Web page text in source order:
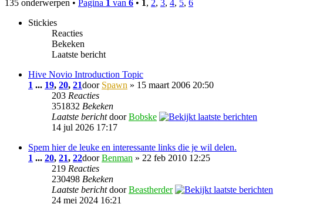
135 onderwerpen • Pagina 1 van 6 • 1, 2, 3, 4, 5, 6
Stickies
Reacties
Bekeken
Laatste bericht
Hive Novio Introduction Topic
1 ... 19, 20, 21door Spawn » 15 maart 2006 20:50
203 Reacties
351832 Bekeken
Laatste berichtdoorBobske
14 jul 2026 17:17
Spem hier de leuke en interessante links die je wil delen.
1 ... 20, 21, 22doorBenman » 22 feb 2010 12:25
219 Reacties
230498 Bekeken
Laatste berichtdoorBeastherder
24 mei 2024 16:21